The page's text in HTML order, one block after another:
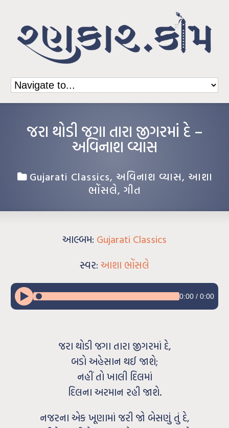
જરા થોડી જગા તારા જીગરમાં દે –
અવિનાશ વ્યાસ
Gujarati Classics, અવિનાશ વ્યાસ, આશા
ભોંસલે, ગીત
આલ્બમ: Gujarati Classics
સ્વર: આશા ભોંસલે
0:00/ 0:00
જરા થોડી જગા તારા જીગરમાં દે,
બડો અહેસાન થઈ જાશે;
નહીં તો ખાલી દિલમાં
દિલના અરમાન રહી જાશે.
નજરના એક ખૂણામાં જરી જો બેસણું તું દે,